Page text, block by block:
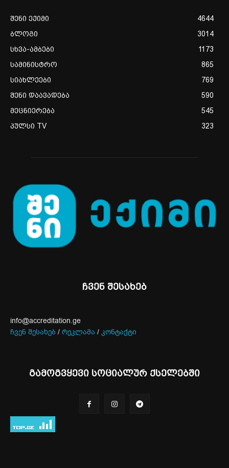
შენი ექიმი
4644
ბლოგი
3014
სხვა-ამბები
1173
სამინისტრო
865
სიახლეები
769
შენი დაავადება
590
მეცნიერება
545
პულსი TV
323
ჩვენ შესახებ
info@accreditation.ge
ჩვენ შესახებ / რეკლამა / კონტაქტი
გამოგვყევი სოციალურ ქსელებში